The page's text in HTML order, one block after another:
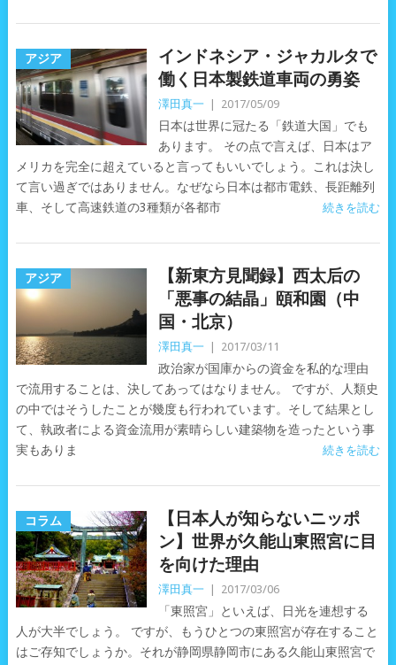
アジア
インドネシア・ジャカルタで
働く日本製鉄道車両の勇姿
澤田真一 2017/05/09
日本は世界に冠たる「鉄道大国」でも
あります。 その点で言えば、日本はア
メリカを完全に超えていると言ってもいいでしょう。これは決し
て言い過ぎではありません。なぜなら日本は都市電鉄、長距離列
車、そして高速鉄道の3種類が各都市
続きを読む
アジア
【新東方見聞録】西太后の
「悪事の結晶」頤和園（中
国・北京）
澤田真一 2017/03/11
政治家が国庫からの資金を私的な理由
で流用することは、決してあってはなりません。 ですが、人類史
の中ではそうしたことが幾度も行われています。そして結果とし
て、執政者による資金流用が素晴らしい建築物を造ったという事
実もありま
続きを読む
コラム
【日本人が知らないニッポ
ン】世界が久能山東照宮に目
を向けた理由
澤田真一 2017/03/06
「東照宮」といえば、日光を連想する
人が大半でしょう。 ですが、もうひとつの東照宮が存在すること
はご存知でしょうか。それが静岡県静岡市にある久能山東照宮で